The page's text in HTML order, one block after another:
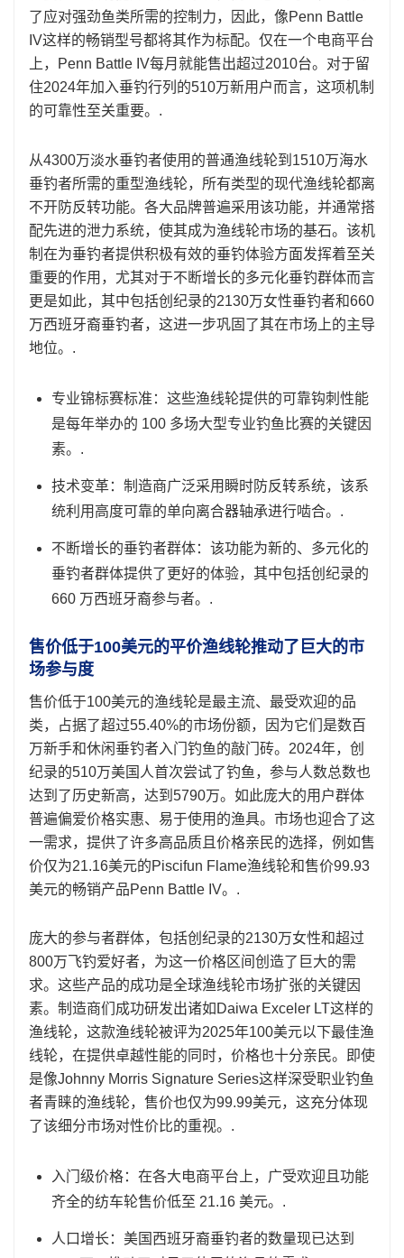
了应对强劲鱼类所需的控制力，因此，像Penn Battle
IV这样的畅销型号都将其作为标配。仅在一个电商平台
上，Penn Battle IV每月就能售出超过2010台。对于留
住2024年加入垂钓行列的510万新用户而言，这项机制
的可靠性至关重要。.
从4300万淡水垂钓者使用的普通渔线轮到1510万海水
垂钓者所需的重型渔线轮，所有类型的现代渔线轮都离
不开防反转功能。各大品牌普遍采用该功能，并通常搭
配先进的泄力系统，使其成为渔线轮市场的基石。该机
制在为垂钓者提供积极有效的垂钓体验方面发挥着至关
重要的作用，尤其对于不断增长的多元化垂钓群体而言
更是如此，其中包括创纪录的2130万女性垂钓者和660
万西班牙裔垂钓者，这进一步巩固了其在市场上的主导
地位。.
专业锦标赛标准：这些渔线轮提供的可靠钩刺性能
是每年举办的 100 多场大型专业钓鱼比赛的关键因
素。.
技术变革：制造商广泛采用瞬时防反转系统，该系
统利用高度可靠的单向离合器轴承进行啮合。.
不断增长的垂钓者群体：该功能为新的、多元化的
垂钓者群体提供了更好的体验，其中包括创纪录的
660 万西班牙裔参与者。.
售价低于100美元的平价渔线轮推动了巨大的市
场参与度
售价低于100美元的渔线轮是最主流、最受欢迎的品
类，占据了超过55.40%的市场份额，因为它们是数百
万新手和休闲垂钓者入门钓鱼的敲门砖。2024年，创
纪录的510万美国人首次尝试了钓鱼，参与人数总数也
达到了历史新高，达到5790万。如此庞大的用户群体
普遍偏爱价格实惠、易于使用的渔具。市场也迎合了这
一需求，提供了许多高品质且价格亲民的选择，例如售
价仅为21.16美元的Piscifun Flame渔线轮和售价99.93
美元的畅销产品Penn Battle IV。.
庞大的参与者群体，包括创纪录的2130万女性和超过
800万飞钓爱好者，为这一价格区间创造了巨大的需
求。这些产品的成功是全球渔线轮市场扩张的关键因
素。制造商们成功研发出诸如Daiwa Exceler LT这样的
渔线轮，这款渔线轮被评为2025年100美元以下最佳渔
线轮，在提供卓越性能的同时，价格也十分亲民。即使
是像Johnny Morris Signature Series这样深受职业钓鱼
者青睐的渔线轮，售价也仅为99.99美元，这充分体现
了该细分市场对性价比的重视。.
入门级价格：在各大电商平台上，广受欢迎且功能
齐全的纺车轮售价低至 21.16 美元。.
人口增长：美国西班牙裔垂钓者的数量现已达到